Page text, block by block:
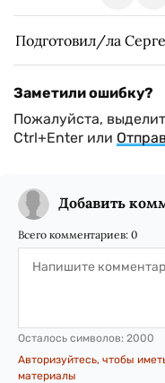
Подготовил/ла
Заметили ошибку?
Пожалуйста,
Ctrl+Enter или
Добавить
Всего комментариев: 0
Осталось символов: 2000
Авторизуйтесь, чтобы
материалы